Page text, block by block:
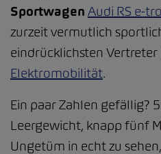
Sportwagen Audi RS e-
zurzeit vermutlich
eindrücklichsten Vertreter
Elektromobilität.
Ein paar Zahlen gefällig?
Leergewicht, knapp fünf
Ungetüm in echt zu